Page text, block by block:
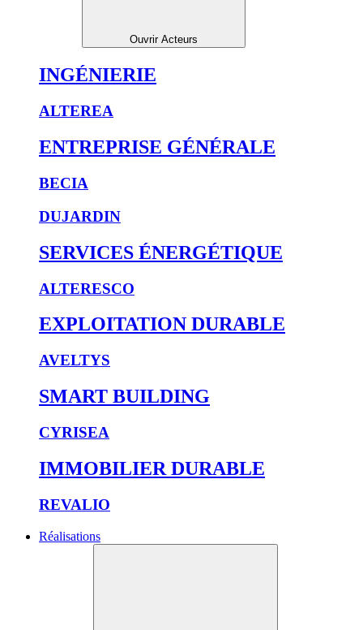
Ouvrir Acteurs
INGÉNIERIE
ALTEREA
ENTREPRISE GÉNÉRALE
BECIA
DUJARDIN
SERVICES ÉNERGÉTIQUE
ALTERESCO
EXPLOITATION DURABLE
AVELTYS
SMART BUILDING
CYRISEA
IMMOBILIER DURABLE
REVALIO
Réalisations